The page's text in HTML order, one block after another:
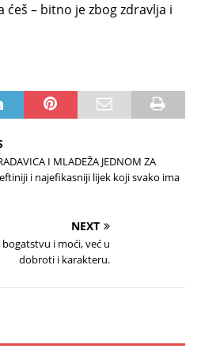
ćeš – bitno je zbog zdravlja i
I MLADEŽA JEDNOM ZA
i najefikasniji lijek koji svako ima
NEXT
i moći, već u
dobroti i karakteru.